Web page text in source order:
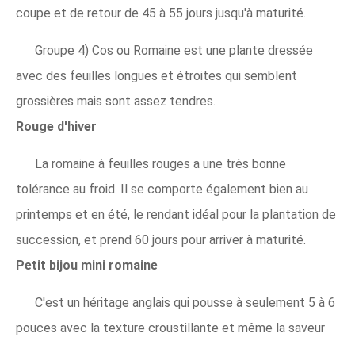
coupe et de retour de 45 à 55 jours jusqu'à maturité.
Groupe 4) Cos ou Romaine est une plante dressée
avec des feuilles longues et étroites qui semblent
grossières mais sont assez tendres.
Rouge d'hiver
La romaine à feuilles rouges a une très bonne
tolérance au froid. Il se comporte également bien au
printemps et en été, le rendant idéal pour la plantation de
succession, et prend 60 jours pour arriver à maturité.
Petit bijou mini romaine
C'est un héritage anglais qui pousse à seulement 5 à 6
pouces avec la texture croustillante et même la saveur